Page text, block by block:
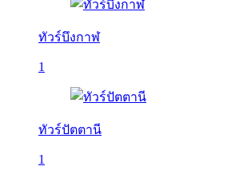
ทัวร์บึงกาฬ
1
ทัวร์ปัตตานี
1